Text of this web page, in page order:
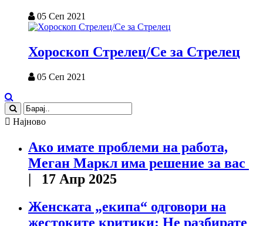
05 Сеп 2021
Хороскоп Стрелец/Се за Стрелец
05 Сеп 2021
Најново
Ако имате проблеми на работа,
Меган Маркл има решение за вас
| 17 Апр 2025
Женската „екипа“ одговори на
жестоките критики: Не разбирате